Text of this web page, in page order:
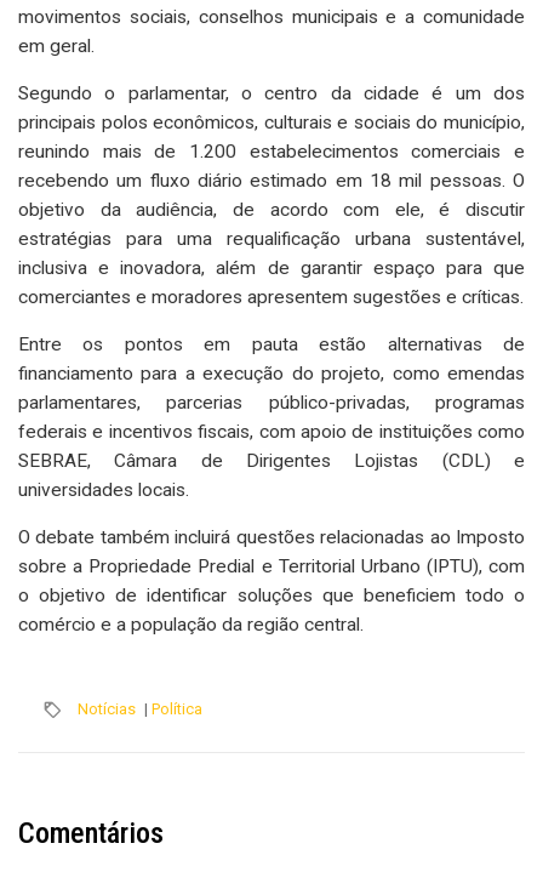
movimentos sociais, conselhos municipais e a comunidade
em geral.
Segundo o parlamentar, o centro da cidade é um dos
principais polos econômicos, culturais e sociais do município,
reunindo mais de 1.200 estabelecimentos comerciais e
recebendo um fluxo diário estimado em 18 mil pessoas. O
objetivo da audiência, de acordo com ele, é discutir
estratégias para uma requalificação urbana sustentável,
inclusiva e inovadora, além de garantir espaço para que
comerciantes e moradores apresentem sugestões e críticas.
Entre os pontos em pauta estão alternativas de
financiamento para a execução do projeto, como emendas
parlamentares, parcerias público-privadas, programas
federais e incentivos fiscais, com apoio de instituições como
SEBRAE, Câmara de Dirigentes Lojistas (CDL) e
universidades locais.
O debate também incluirá questões relacionadas ao Imposto
sobre a Propriedade Predial e Territorial Urbano (IPTU), com
o objetivo de identificar soluções que beneficiem todo o
comércio e a população da região central.
Notícias | Política
Comentários